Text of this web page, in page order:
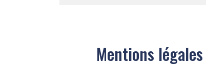
Mentions légales